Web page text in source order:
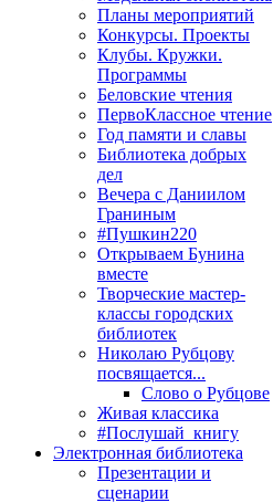
Планы мероприятий
Конкурсы. Проекты
Клубы. Кружки.
Программы
Беловские чтения
ПервоКлассное чтение
Год памяти и славы
Библиотека добрых
дел
Вечера с Даниилом
Граниным
#Пушкин220
Открываем Бунина
вместе
Творческие мастер-
классы городских
библиотек
Николаю Рубцову
посвящается...
Слово о Рубцове
Живая классика
#Послушай_книгу
Электронная библиотека
Презентации и
сценарии